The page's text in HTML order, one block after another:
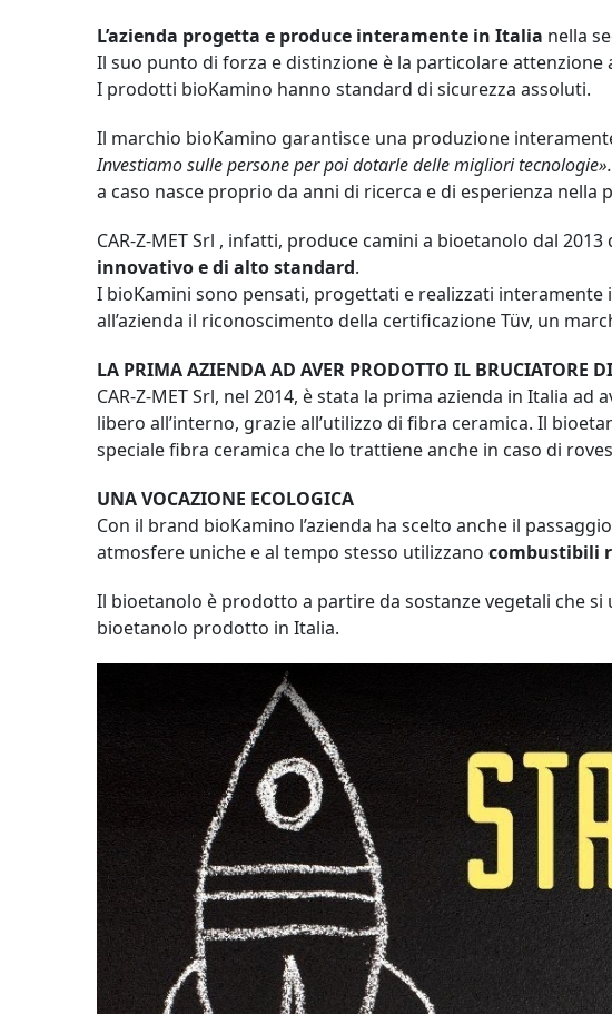
BKBF-C / 3 sides
BKBF-T / 3 sides
Linea – BK
Linea – INCASSO PIANO
LOUVRE
CRYSTAL-LOUVRE
CANOVA MINUS
HEXAGO
L’azienda progetta e produce interamente in Italia nella
Il suo punto di forza e distinzione è la particolare attenzione
I prodotti bioKamino hanno standard di sicurezza assoluti.
Il marchio bioKamino garantisce una produzione
Investiamo sulle persone per poi dotarle delle migliori tecnologie».
a caso nasce proprio da anni di ricerca e di esperienza
CAR-Z-MET Srl , infatti, produce camini a bioetanolo dal
innovativo e di alto standard.
I bioKamini sono pensati, progettati e realizzati
all’azienda il riconoscimento della certificazione Tüv, un
LA PRIMA AZIENDA AD AVER PRODOTTO IL BRUCIATORE
CAR-Z-MET Srl, nel 2014, è stata la prima azienda in Italia
libero all’interno, grazie all’utilizzo di fibra ceramica. Il
speciale fibra ceramica che lo trattiene anche in caso di
UNA VOCAZIONE ECOLOGICA
Con il brand bioKamino l’azienda ha scelto anche il
atmosfere uniche e al tempo stesso utilizzano combustibili
Il bioetanolo è prodotto a partire da sostanze vegetali che
bioetanolo prodotto in Italia.